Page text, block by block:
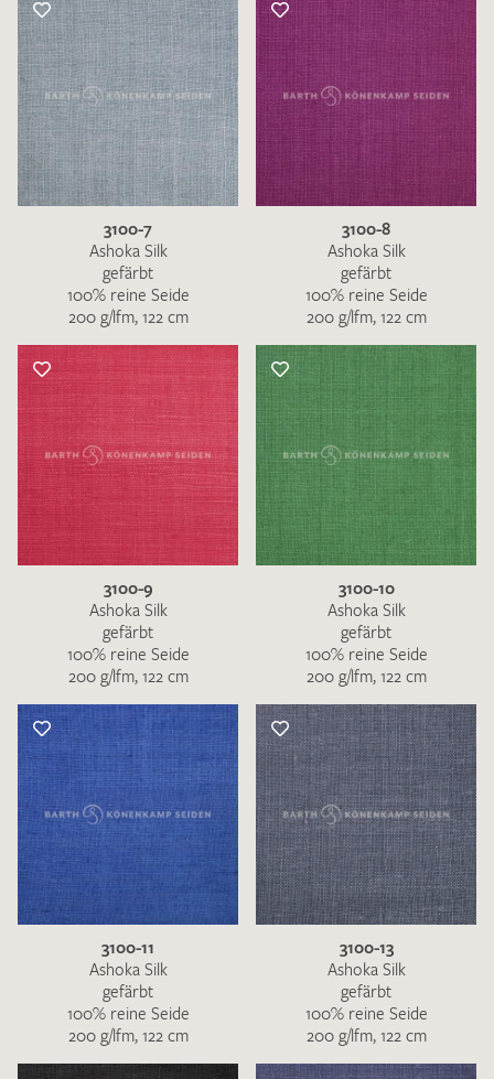
3100-7
Ashoka Silk
gefärbt
100% reine Seide
200 g/lfm, 122 cm
3100-8
Ashoka Silk
gefärbt
100% reine Seide
200 g/lfm, 122 cm
3100-9
Ashoka Silk
gefärbt
100% reine Seide
200 g/lfm, 122 cm
3100-10
Ashoka Silk
gefärbt
100% reine Seide
200 g/lfm, 122 cm
3100-11
Ashoka Silk
gefärbt
100% reine Seide
200 g/lfm, 122 cm
3100-13
Ashoka Silk
gefärbt
100% reine Seide
200 g/lfm, 122 cm